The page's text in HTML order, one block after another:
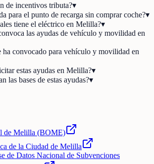
de incentivos tributa?▾
para el punto de recarga sin comprar coche?▾
tiene el eléctrico en Melilla?▾
las ayudas de vehículo y movilidad en
ha convocado para vehículo y movilidad en
estas ayudas en Melilla?▾
las bases de estas ayudas?▾
de Melilla (BOME)
de la Ciudad de Melilla
de Datos Nacional de Subvenciones